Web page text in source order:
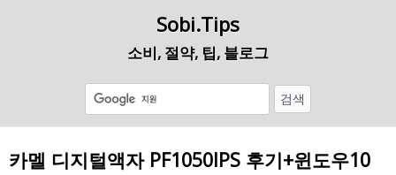
Sobi.Tips
소비, 절약, 팁, 블로그
카멜 디지털액자 PF1050IPS 후기+윈도우10